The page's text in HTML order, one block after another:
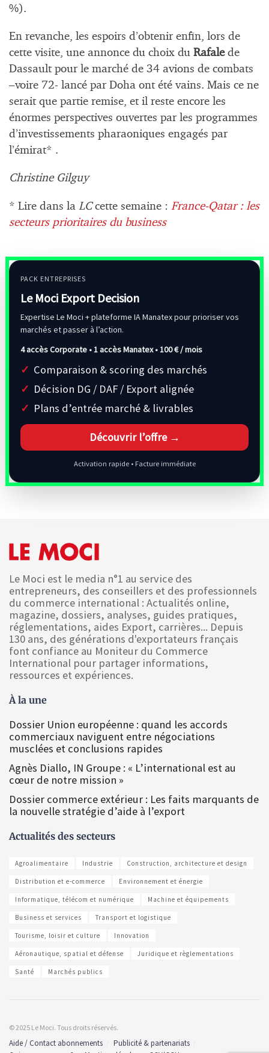
%).
En revanche, les espoirs d’obtenir enfin, lors de
cette visite, une annonce du choix du Rafalede
Dassault pour le marché de 34 avions de combats
–voire 72- lancé par Doha ont été vains. Mais ce ne
serait que partie remise, et il reste encore les
énormes perspectives ouvertes par les programmes
d’investissements pharaoniques engagés par
l’émirat* .
Christine Gilguy
* Lire dans la LCcette semaine : France-Qatar : les
secteurs prioritaires du business
PACK ENTREPRISES
Le Moci Export Decision
Expertise Le Moci + plateforme IA Manatex pour prioriser vos
marchés et passer à l’action.
4 accès Corporate • 1 accès Manatex •100 € / mois
Comparaison & scoring des marchés
Décision DG / DAF / Export alignée
Plans d’entrée marché & livrables
Découvrir l’offre →
Activation rapide • Facture immédiate
Le Moci est le media n°1 au service des
entrepreneurs, des conseillers et des professionnels
du commerce international : Actualités online,
magazine, dossiers, analyses, guides pratiques,
réglementations, aides Export, carrières... Depuis
130 ans, des générations d'exportateurs français
font confiance au Moniteur du Commerce
International pour partager informations,
ressources et expériences.
À la une
Dossier Union européenne : quand les accords
commerciaux naviguent entre négociations
musclées et conclusions rapides
Agnès Diallo, IN Groupe : « L’international est au
cœur de notre mission »
Dossier commerce extérieur : Les faits marquants de
la nouvelle stratégie d’aide à l’export
Actualités des secteurs
Agroalimentaire Industrie Construction, architecture et design
Distribution et e-commerce Environnement et énergie
Informatique, télécom et numérique Machine et équipements
Business et services Transport et logistique
Tourisme, loisir et culture Innovation
Aéronautique, spatial et défense Juridique et règlementations
Santé Marchés publics
© 2025 Le Moci. Tous droits réservés.
Aide / Contact abonnements
Publicité & partenariats